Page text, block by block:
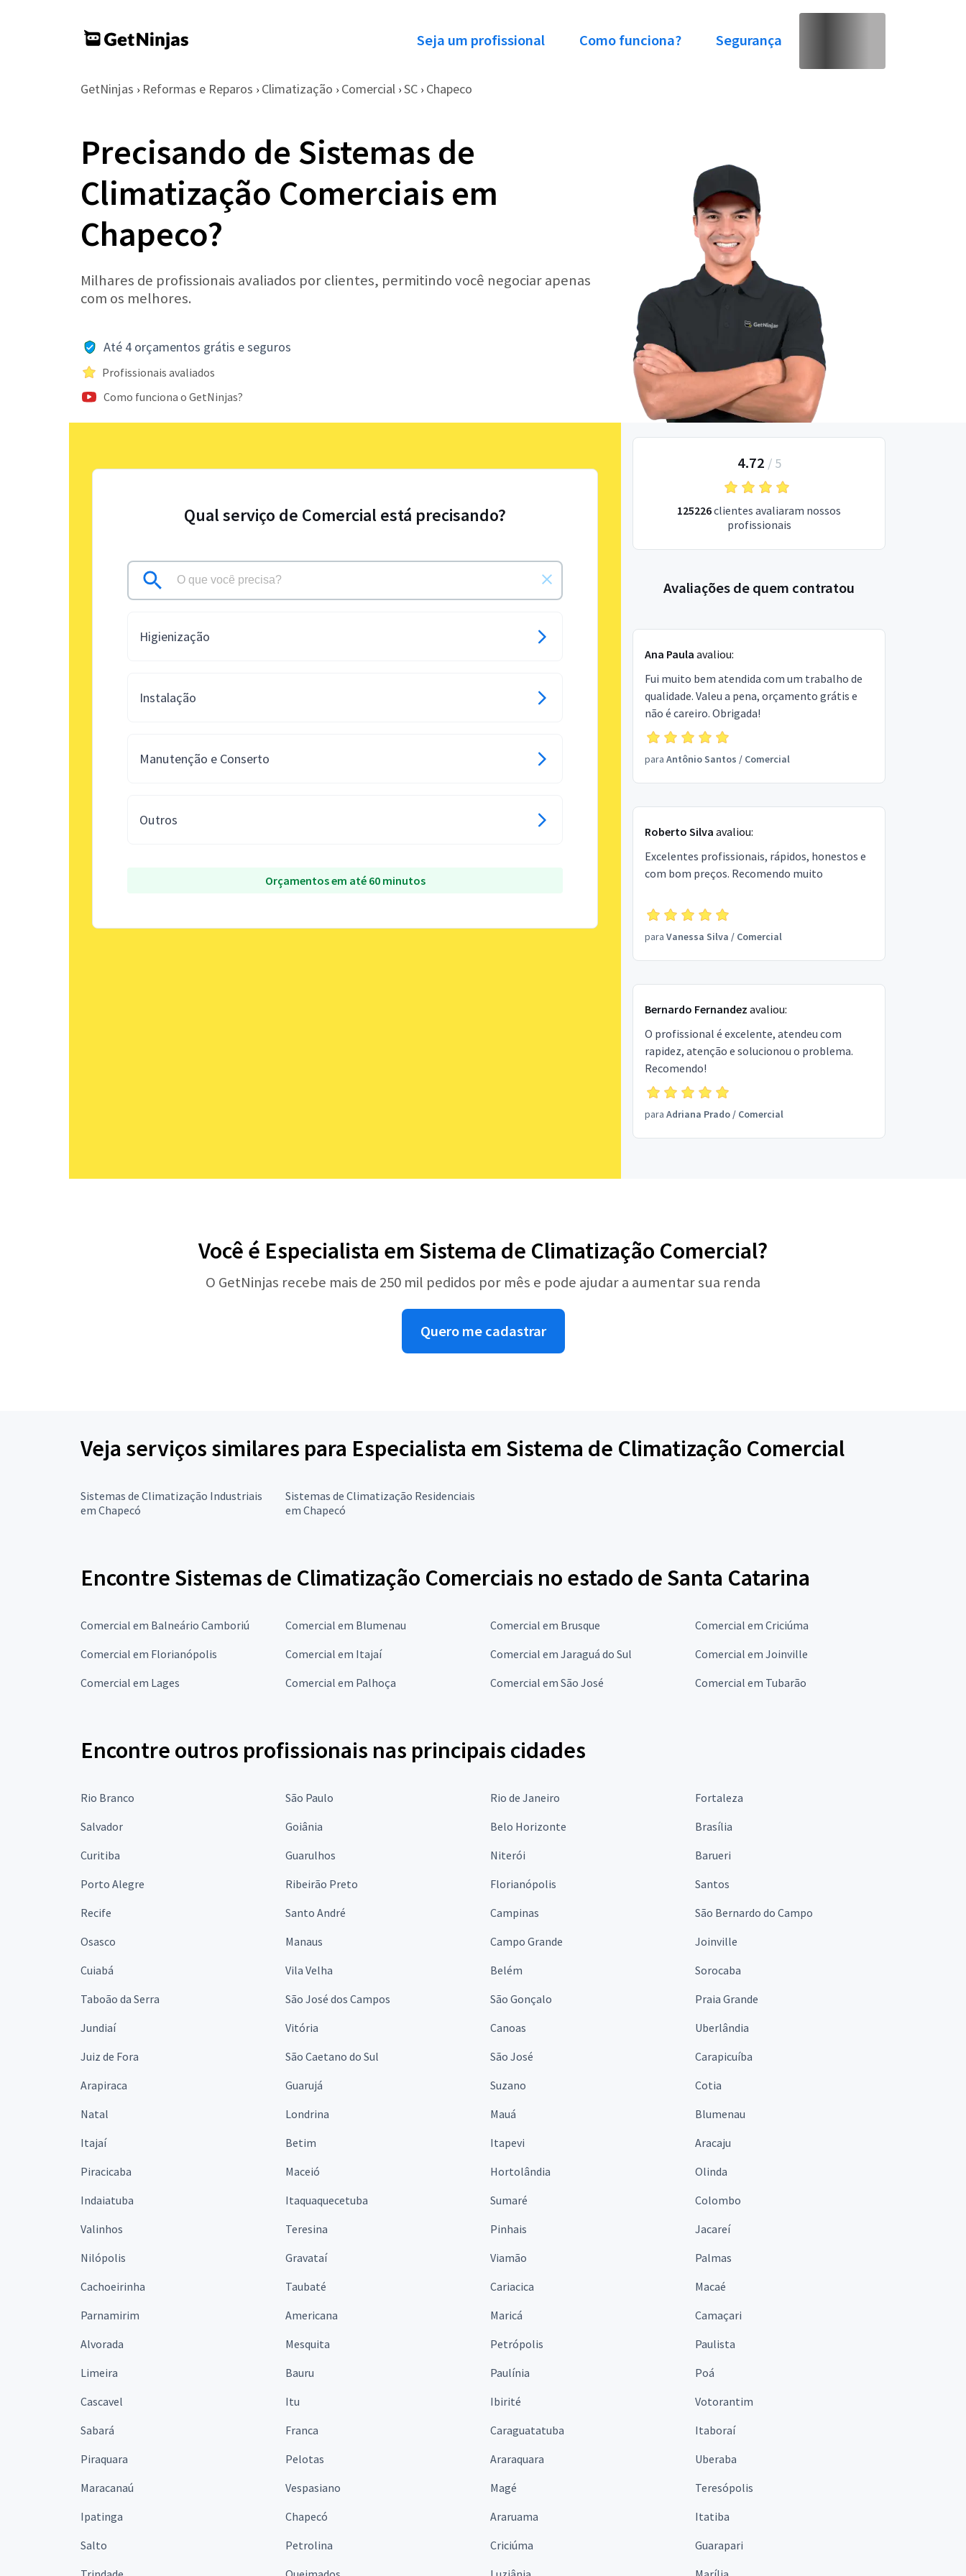
Seja um profissional Como funciona? Segurança
GetNinjas › Reformas e Reparos › Climatização › Comercial › SC › Chapeco
Precisando de Sistemas de
Climatização Comerciais em
Chapeco?
Milhares de profissionais avaliados por clientes, permitindo você negociar apenas
com os melhores.
Até 4 orçamentos grátis e seguros
Profissionais avaliados
Como funciona o GetNinjas?
Qual serviço de Comercial está precisando?
Higienização
Instalação
Manutenção e Conserto
Outros
Orçamentos em até 60 minutos
4.72 / 5
125226clientes avaliaram nossos
profissionais
Avaliações de quem contratou
Ana Paula avaliou:
Fui muito bem atendida com um trabalho de
qualidade. Valeu a pena, orçamento grátis e
não é careiro. Obrigada!
para Antônio Santos / Comercial
Roberto Silva avaliou:
Excelentes profissionais, rápidos, honestos e
com bom preços. Recomendo muito
para Vanessa Silva / Comercial
Bernardo Fernandez avaliou:
O profissional é excelente, atendeu com
rapidez, atenção e solucionou o problema.
Recomendo!
para Adriana Prado/ Comercial
Você é Especialista em Sistema de Climatização Comercial?
O GetNinjas recebe mais de 250 mil pedidos por mês e pode ajudar a aumentar sua renda
Quero me cadastrar
Veja serviços similares para Especialista em Sistema de Climatização Comercial
Sistemas de Climatização Industriais
em Chapecó
Sistemas de Climatização Residenciais
em Chapecó
Encontre Sistemas de Climatização Comerciais no estado de Santa Catarina
Comercial em Balneário Camboriú Comercial em Blumenau Comercial em Brusque
Comercial em Criciúma
Comercial em Florianópolis
Comercial em Itajaí Comercial em Jaraguá do Sul
Comercial em Joinville
Comercial em Lages
Comercial em Palhoça Comercial em São José Comercial em Tubarão
Encontre outros profissionais nas principais cidades
Rio Branco São Paulo Rio de Janeiro
Fortaleza
Salvador
Goiânia Belo Horizonte
Brasília
Curitiba
Guarulhos Niterói
Barueri
Porto Alegre
Ribeirão Preto Florianópolis
Santos
Recife
Santo André Campinas
São Bernardo do Campo
Osasco
Manaus Campo Grande
Joinville
Cuiabá
Vila Velha Belém
Sorocaba
Taboão da Serra
São José dos Campos São Gonçalo
Praia Grande
Jundiaí
Vitória Canoas
Uberlândia
Juiz de Fora
São Caetano do Sul São José
Carapicuíba
Arapiraca
Guarujá Suzano
Cotia
Natal
Londrina Mauá
Blumenau
Itajaí
Betim Itapevi
Aracaju
Piracicaba
Maceió Hortolândia
Olinda
Indaiatuba
Itaquaquecetuba Sumaré
Colombo
Valinhos
Teresina Pinhais
Jacareí
Nilópolis
Gravataí Viamão
Palmas
Cachoeirinha
Taubaté Cariacica
Macaé
Parnamirim
Americana Maricá
Camaçari
Alvorada
Mesquita Petrópolis
Paulista
Limeira
Bauru Paulínia
Poá
Cascavel
Itu Ibirité
Votorantim
Sabará
Franca Caraguatatuba
Itaboraí
Piraquara
Pelotas Araraquara
Uberaba
Maracanaú
Vespasiano Magé
Teresópolis
Ipatinga
Chapecó Araruama
Itatiba
Salto
Petrolina Criciúma
Guarapari